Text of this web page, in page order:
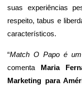
suas experiências
respeito, tabus e
característicos.
“Match O Papo é
comenta
Maria
Marketing para